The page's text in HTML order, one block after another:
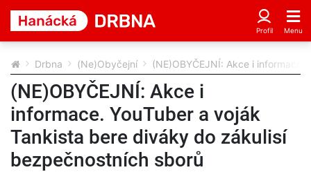
Drbna (Ne)Obyčejní (NE)OBYČEJNÍ: Akce i
(NE)OBYČEJNÍ: Akce i
informace. YouTuber a voják
Tankista bere diváky do zákulisí
bezpečnostních sborů